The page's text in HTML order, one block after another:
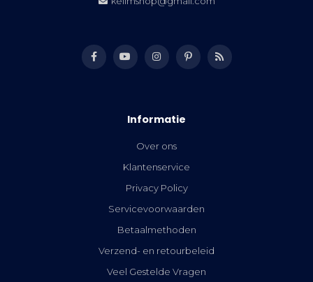
Informatie
Over ons
Klantenservice
Privacy Policy
Servicevoorwaarden
Betaalmethoden
Verzend- en retourbeleid
Veel Gestelde Vragen